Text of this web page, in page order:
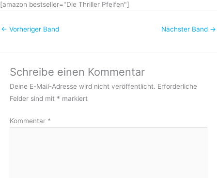
[amazon bestseller="Die Thriller Pfeifen"]
← Vorheriger Band Nächster Band →
Schreibe einen Kommentar
Deine E-Mail-Adresse wird nicht veröffentlicht. Erforderliche
Felder sind mit * markiert
Kommentar *